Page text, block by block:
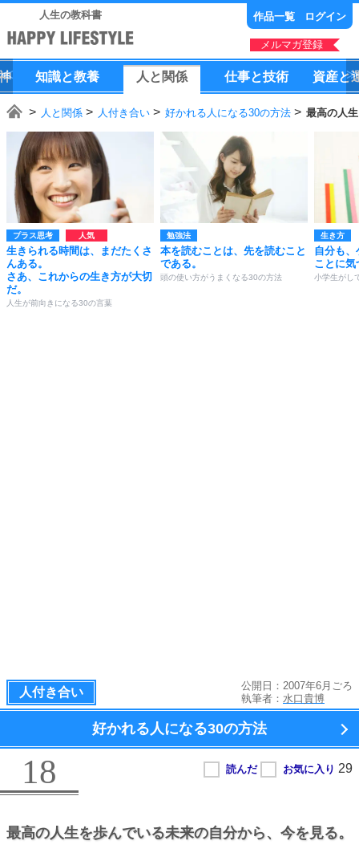
人生の教科書 作品一覧 ログイン
メルマガ登録
知識と教養 人 と 関係 仕事と技術 資産と
人と関係 人付き合い 好かれる人になる30の方法 最高の人
プラス思考
生きられる時間は、まだたくさ
んある。
さあ、これからの生き方が大切
だ。
人生が前向きになる30の言葉
勉強法
本を読むことは、先を読むこと
である。
頭の使い方がうまくなる30の方法
生き方
自分も
ことに気
小学生がし
人付き合い
公開日：2007年6月ごろ
執筆者： 水口貴博
好かれる人になる30の方法
18
最高の人生を歩んでいる未来の自分から、 今を見る。